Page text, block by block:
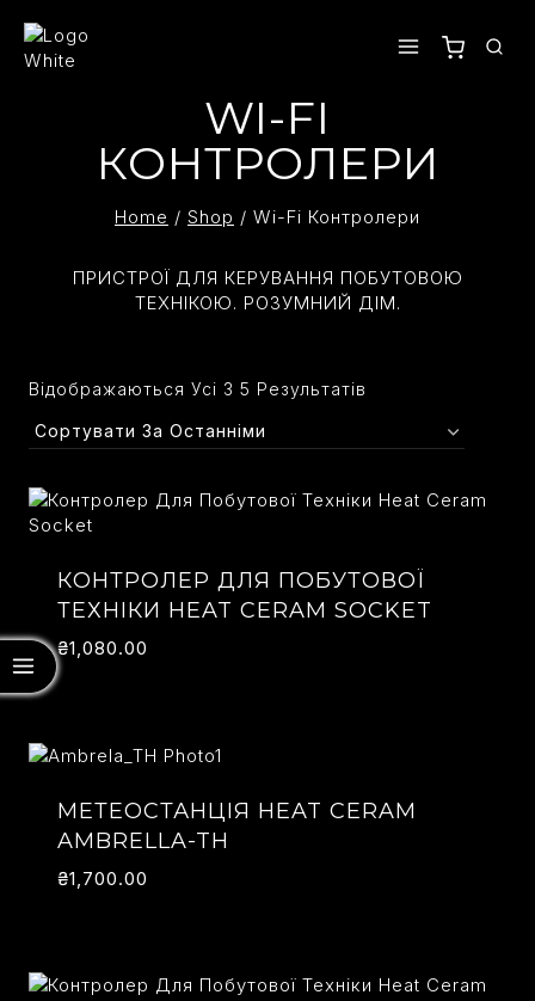
Content
WI-FI
КОНТРОЛЕРИ
Home / Shop / Wi-Fi Контролери
ПРИСТРОЇ ДЛЯ КЕРУВАННЯ ПОБУТОВОЮ
ТЕХНІКОЮ. РОЗУМНИЙ ДІМ.
Відображаються Усі З 5 Результатів
КОНТРОЛЕР ДЛЯ ПОБУТОВОЇ
ТЕХНІКИ HEAT CERAM SOCKET
₴1,080.00
МЕТЕОСТАНЦІЯ HEAT CERAM
AMBRELLA-TH
₴1,700.00